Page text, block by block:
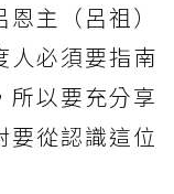
主（呂祖）
人必須要指南
所以要充分享
要從認識這位